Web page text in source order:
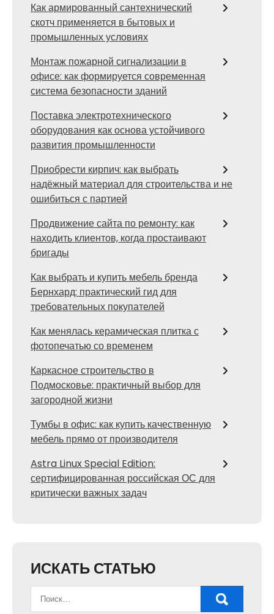
Как армированный сантехнический
скотч применяется в бытовых и
промышленных условиях
Монтаж пожарной сигнализации в
офисе: как формируется современная
система безопасности зданий
Поставка электротехнического
оборудования как основа устойчивого
развития промышленности
Приобрести кирпич: как выбрать
надёжный материал для строительства и не
ошибиться с партией
Продвижение сайта по ремонту: как
находить клиентов, когда простаивают
бригады
Как выбрать и купить мебель бренда
Бернхард: практический гид для
требовательных покупателей
Как менялась керамическая плитка с
фотопечатью со временем
Каркасное строительство в
Подмосковье: практичный выбор для
загородной жизни
Тумбы в офис: как купить качественную
мебель прямо от производителя
Astra Linux Special Edition:
сертифицированная российская ОС для
критически важных задач
ИСКАТЬ СТАТЬЮ